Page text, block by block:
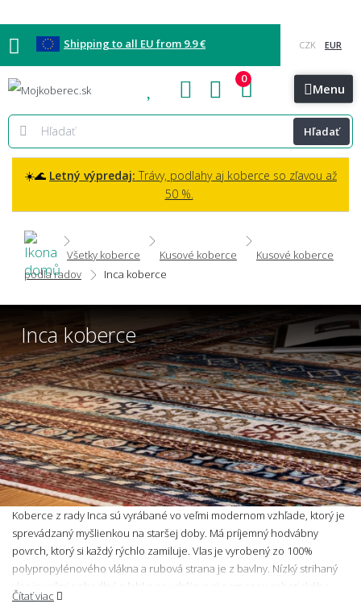
Shipping to all EU from 9.9 €
Blog Kontakt Menu
Hľadať
0
☀️🌊 Letný výpredaj: Trávy, podlahy aj koberce so zľavou až
50 %.
Všetky koberce Kusové koberce
Kusové koberce
podľa radov
Inca koberce
Inca koberce
Koberce z rady Inca sú vyrábané vo veľmi modernom vzhľade, ktorý je
sprevádzaný myšlienkou na staršej doby. Má príjemný hodvábny
povrch, ktorý si každý rýchlo zamiluje. Vlas je vyrobený zo 100%
polypropylénového vlákna a rubová strana je z bavlny. Nízký strihaný
vlas je veľmi pohodlný a ľahko sa udržiava aj pomocou robotického
vysávača. Medzi ďalšie výhody týchto kobercov patrí lemovanie na
Čítať viac